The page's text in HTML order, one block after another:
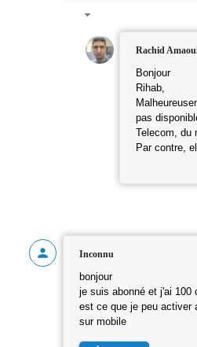
Rachid
Bonjour
Rihab,
pas
Telecom,
Par contre,
Inconnu
bonjour
je suis abonné et j'ai 100
est ce que je peu activer
sur mobile